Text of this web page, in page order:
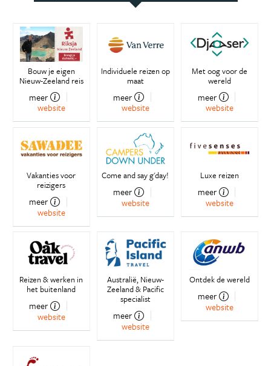
Bouw je eigen
Nieuw-Zeeland reis
meer
website
Individuele reizen op
maat
meer
website
Met oog voor de
wereld
meer
website
Vakanties voor
reizigers
meer
website
Come and say g'day!
meer
website
Luxe reizen
meer
website
Reizen & werken in
het buitenland
meer
website
Australië, Nieuw-
Zeeland & Pacific
specialist
meer
website
Ontdek de wereld
meer
website